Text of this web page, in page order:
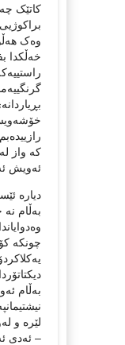
کاتێک
وەک
خەڵکدا
کە واز
ئەویش
دیارە
بەڵام
چونکە
بەڵام
لێرە و
– ئەدی